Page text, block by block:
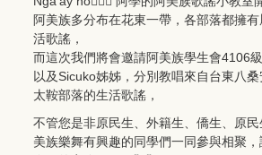
阿美族多分布在花東一帶，各部落都擁
活歌謠，
而這次我們將會邀請阿美族學生會4106
以及Sicuko姊姊，分別教唱來自台東八
太鞍部落的生活歌謠，
不管您是非原民生、外籍生、僑生、原
美族樂舞有興趣的同學們一同參與相聚